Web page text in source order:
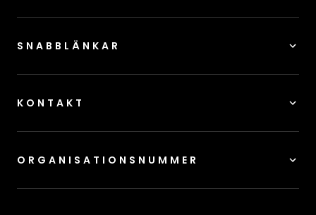
SNABBLÄNKAR
KONTAKT
ORGANISATIONSNUMMER